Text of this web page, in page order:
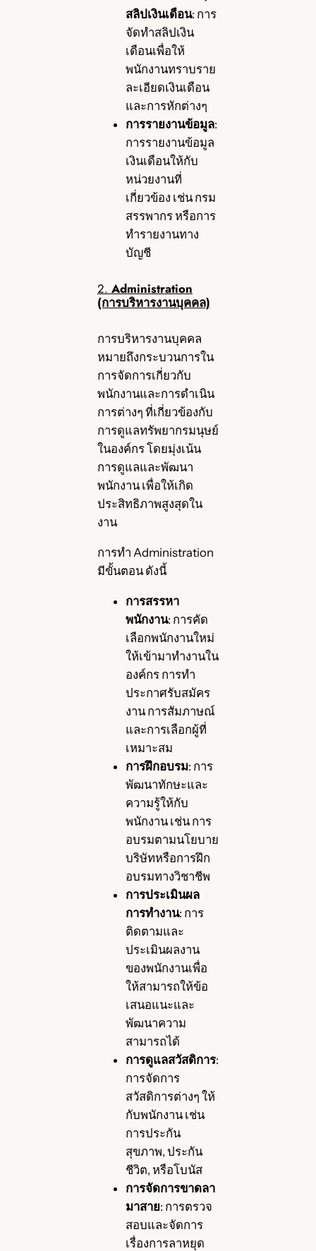
สลิปเงินเดือน: การ
จัดทำสลิปเงิน
เดือนเพื่อให้
พนักงานทราบราย
ละเอียดเงินเดือน
และการหักต่างๆ
การรายงานข้อมูล:
การรายงานข้อมูล
เงินเดือนให้กับ
หน่วยงานที่
เกี่ยวข้อง เช่น กรม
สรรพากร หรือการ
ทำรายงานทาง
บัญชี
2. Administration
(การบริหารงานบุคคล)
การบริหารงานบุคคล
หมายถึงกระบวนการใน
การจัดการเกี่ยวกับ
พนักงานและการดำเนิน
การต่างๆ ที่เกี่ยวข้องกับ
การดูแลทรัพยากรมนุษย์
ในองค์กร โดยมุ่งเน้น
การดูแลและพัฒนา
พนักงาน เพื่อให้เกิด
ประสิทธิภาพสูงสุดใน
งาน
การทำ Administration
มีขั้นตอน ดังนี้
การสรรหา
พนักงาน: การคัด
เลือกพนักงานใหม่
ให้เข้ามาทำงานใน
องค์กร การทำ
ประกาศรับสมัคร
งาน การสัมภาษณ์
และการเลือกผู้ที่
เหมาะสม
การฝึกอบรม: การ
พัฒนาทักษะและ
ความรู้ให้กับ
พนักงาน เช่น การ
อบรมตามนโยบาย
บริษัทหรือการฝึก
อบรมทางวิชาชีพ
การประเมินผล
การทำงาน: การ
ติดตามและ
ประเมินผลงาน
ของพนักงานเพื่อ
ให้สามารถให้ข้อ
เสนอแนะและ
พัฒนาความ
สามารถได้
การดูแลสวัสดิการ:
การจัดการ
สวัสดิการต่างๆ ให้
กับพนักงาน เช่น
การประกัน
สุขภาพ, ประกัน
ชีวิต, หรือโบนัส
การจัดการขาดลา
มาสาย: การตรวจ
สอบและจัดการ
เรื่องการลาหยุด